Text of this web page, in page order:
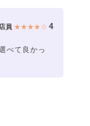
店員 ★★★★☆ 4
べて良かっ